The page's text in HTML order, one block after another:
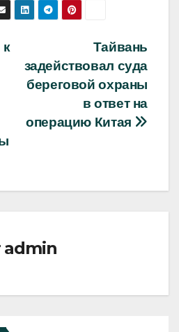
Тайвань
задействовал суда
береговой охраны
в ответ на
операцию Китая
к
admin